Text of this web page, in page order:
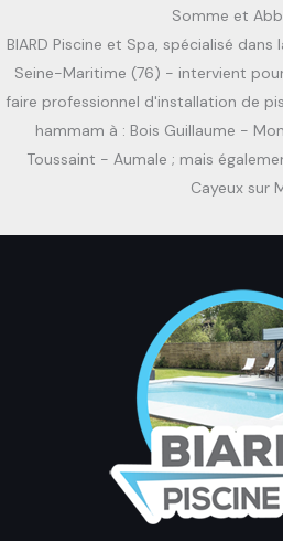
Somme et
BIARD Piscine et Spa, spécialisé
Seine-Maritime (76) - intervient
faire professionnel d'installation de
hammam à : Bois Guillaume -
Toussaint - Aumale ; mais
Cayeux sur